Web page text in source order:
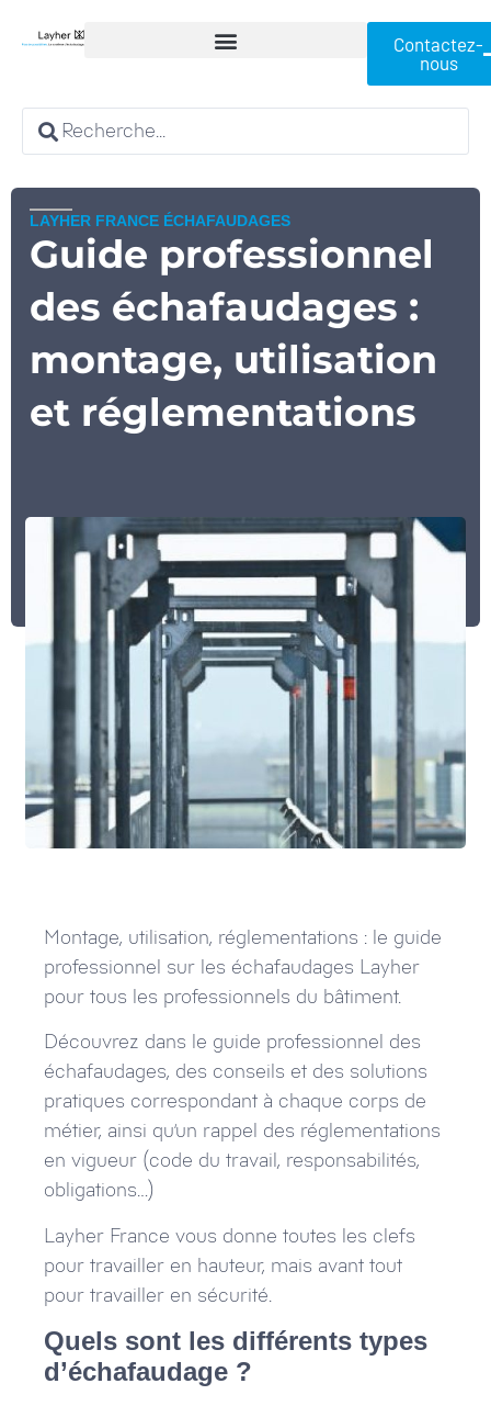
Contactez-
nous
LAYHER FRANCE ÉCHAFAUDAGES
Guide professionnel
des échafaudages :
montage, utilisation
et réglementations
Montage, utilisation, réglementations : le guide
professionnel sur les échafaudages Layher
pour tous les professionnels du bâtiment.
Découvrez dans le guide professionnel des
échafaudages, des conseils et des solutions
pratiques correspondant à chaque corps de
métier, ainsi qu’un rappel des réglementations
en vigueur (code du travail, responsabilités,
obligations…)
Layher France vous donne toutes les clefs
pour travailler en hauteur, mais avant tout
pour travailler en sécurité.
Quels sont les différents types
d’échafaudage ?